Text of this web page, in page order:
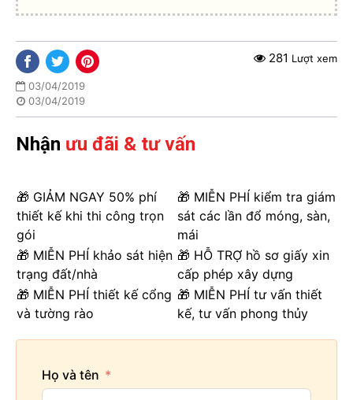
03/04/2019
03/04/2019
281 Lượt xem
Nhận ưu đãi & tư vấn
🎁 GIẢM NGAY 50% phí
thiết kế khi thi công trọn
gói
🎁 MIỄN PHÍ kiểm tra giám
sát các lần đổ móng, sàn,
mái
🎁 MIỄN PHÍ khảo sát hiện
trạng đất/nhà
🎁 HỖ TRỢ hồ sơ giấy xin
cấp phép xây dựng
🎁 MIỄN PHÍ thiết kế cổng
và tường rào
🎁 MIỄN PHÍ tư vấn thiết
kế, tư vấn phong thủy
Họ và tên